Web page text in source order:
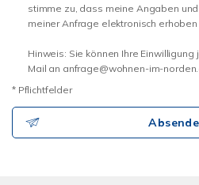
stimme zu, dass meine Angaben
meiner Anfrage elektronisch
Hinweis: Sie können Ihre
Mail an anfrage@wohnen-im-
* Pflichtfelder